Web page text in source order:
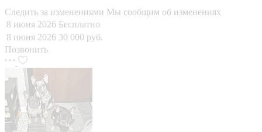
Следить за изменениями Мы сообщим об изменениях
8 июня 2026 Бесплатно
8 июня 2026 30 000 руб.
Позвонить